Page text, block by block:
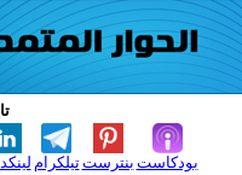
تيلكرامبنترست بودكاست